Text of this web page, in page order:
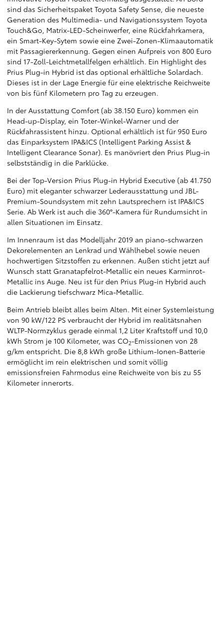
sind das Sicherheitspaket Toyota Safety Sense, die neueste
Generation des Multimedia- und Navigationssystem Toyota
Touch&Go, Matrix-LED-Scheinwerfer, eine Rückfahrkamera,
ein Smart-Key-Sytem sowie eine Zwei-Zonen-Klimaautomatik
mit Passagiererkennung. Gegen einen Aufpreis von 800 Euro
sind 17-Zoll-Leichtmetallfelgen erhältlich. Ein Highlight des
Prius Plug-in Hybrid ist das optional erhältliche Solardach.
Dieses ist in der Lage Energie für eine elektrische Reichweite
von bis fünf Kilometern pro Tag zu erzeugen.
In der Ausstattung Comfort (ab 38.150 Euro) kommen ein
Head-up-Display, ein Toter-Winkel-Warner und der
Rückfahrassistent hinzu. Optional erhältlich ist für 950 Euro
das Einparksystem IPA&ICS (Intelligent Parking Assist &
Intelligent Clearance Sonar). Es manövriert den Prius Plug-in
selbstständig in die Parklücke.
Bei der Top-Version Prius Plug-in Hybrid Executive (ab 41.750
Euro) mit eleganter schwarzer Lederausstattung und JBL-
Premium-Soundsystem mit zehn Lautsprechern ist IPA&ICS
Serie. Ab Werk ist auch die 360°-Kamera für Rundumsicht in
allen Situationen im Einsatz.
Im Innenraum ist das Modelljahr 2019 an piano-schwarzen
Dekorelementen an Lenkrad und Wählhebel sowie neuen
hochwertigen Sitzstoffen zu erkennen. Außen sticht jetzt auf
Wunsch statt Granatapfelrot-Metallic ein neues Karminrot-
Metallic ins Auge. Neu ist für den Prius Plug-in Hybrid auch
die Lackierung tiefschwarz Mica-Metallic.
Beim Antrieb bleibt alles beim Alten. Mit einer Systemleistung
von 90 kW/122 PS verbraucht der Hybrid im realitätsnahen
WLTP-Normzyklus gerade einmal 1,2 Liter Kraftstoff und 10,0
kWh Strom je 100 Kilometer, was CO2-Emissionen von 28
g/km entspricht. Die 8,8 kWh große Lithium-Ionen-Batterie
ermöglicht im rein elektrischen und somit völlig
emissionsfreien Fahrmodus eine Reichweite von bis zu 55
Kilometer innerorts.